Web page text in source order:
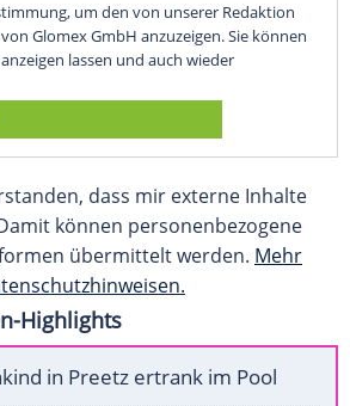
um den von unserer Redaktion
Glomex GmbH anzuzeigen. Sie können
lassen und auch wieder
dass mir externe Inhalte
können personenbezogene
übermittelt werden. Mehr
Highlights
in Preetz ertrank im Pool